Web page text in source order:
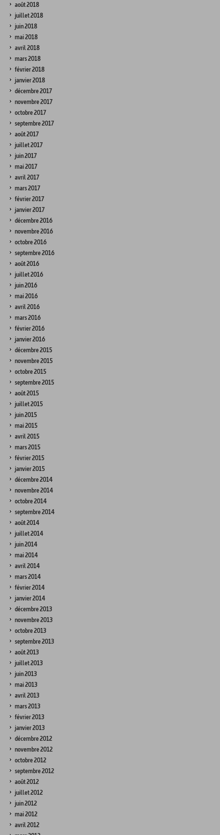
août 2018
juillet 2018
juin 2018
mai 2018
avril 2018
mars 2018
février 2018
janvier 2018
décembre 2017
novembre 2017
octobre 2017
septembre 2017
août 2017
juillet 2017
juin 2017
mai 2017
avril 2017
mars 2017
février 2017
janvier 2017
décembre 2016
novembre 2016
octobre 2016
septembre 2016
août 2016
juillet 2016
juin 2016
mai 2016
avril 2016
mars 2016
février 2016
janvier 2016
décembre 2015
novembre 2015
octobre 2015
septembre 2015
août 2015
juillet 2015
juin 2015
mai 2015
avril 2015
mars 2015
février 2015
janvier 2015
décembre 2014
novembre 2014
octobre 2014
septembre 2014
août 2014
juillet 2014
juin 2014
mai 2014
avril 2014
mars 2014
février 2014
janvier 2014
décembre 2013
novembre 2013
octobre 2013
septembre 2013
août 2013
juillet 2013
juin 2013
mai 2013
avril 2013
mars 2013
février 2013
janvier 2013
décembre 2012
novembre 2012
octobre 2012
septembre 2012
août 2012
juillet 2012
juin 2012
mai 2012
avril 2012